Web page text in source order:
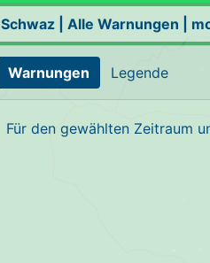
Schwaz Alle Warnungen
Warnungen Legende
Für den gewählten Zeitraum